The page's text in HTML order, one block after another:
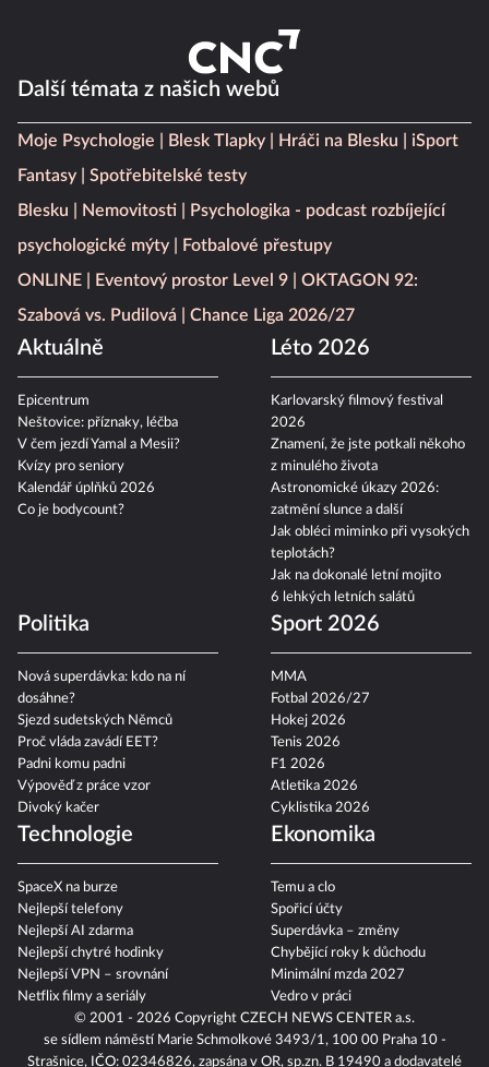
© 2001 - 2026 Copyright CZECH NEWS CENTER a.s.
se sídlem náměstí Marie Schmolkové 3493/1, 100 00 Praha 10 -
Strašnice, IČO: 02346826, zapsána v OR, sp.zn. B 19490 a dodavatelé
Další témata z našich webů
Moje Psychologie Blesk Tlapky Hráči na Blesku
iSport
Fantasy
Spotřebitelské testy
Blesku
Nemovitosti
Psychologika - podcast rozbíjející
psychologické mýty
Fotbalové přestupy
ONLINE
Eventový prostor Level 9
OKTAGON 92:
Szabová vs. Pudilová
Chance Liga 2026/27
Aktuálně
Epicentrum
Neštovice: příznaky, léčba
V čem jezdí Yamal a Mesii?
Kvízy pro seniory
Kalendář úplňků 2026
Co je bodycount?
Léto 2026
Karlovarský filmový festival
2026
Znamení, že jste potkali někoho
z minulého života
Astronomické úkazy 2026:
zatmění slunce a další
Jak obléci miminko při vysokých
teplotách?
Jak na dokonalé letní mojito
6 lehkých letních salátů
Politika
Nová superdávka: kdo na ní
dosáhne?
Sjezd sudetských Němců
Proč vláda zavádí EET?
Padni komu padni
Výpověď z práce vzor
Divoký kačer
Sport 2026
MMA
Fotbal 2026/27
Hokej 2026
Tenis 2026
F1 2026
Atletika 2026
Cyklistika 2026
Technologie
SpaceX na burze
Nejlepší telefony
Nejlepší AI zdarma
Nejlepší chytré hodinky
Nejlepší VPN – srovnání
Netflix filmy a seriály
Ekonomika
Temu a clo
Spořicí účty
Superdávka – změny
Chybějící roky k důchodu
Minimální mzda 2027
Vedro v práci